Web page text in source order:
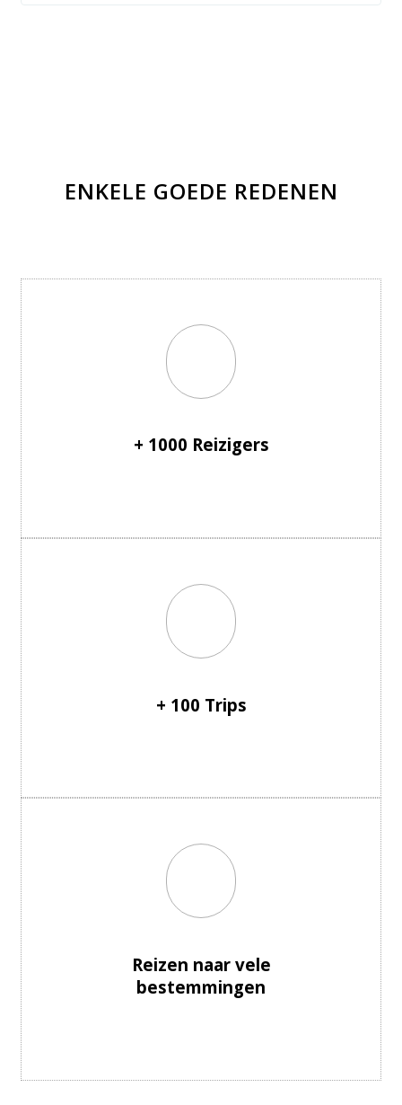
ENKELE GOEDE REDENEN
+ 1000 Reizigers
+ 100 Trips
Reizen naar vele
bestemmingen